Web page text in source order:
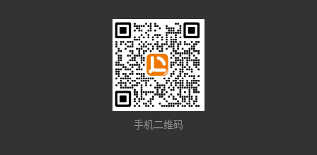
手机二维码